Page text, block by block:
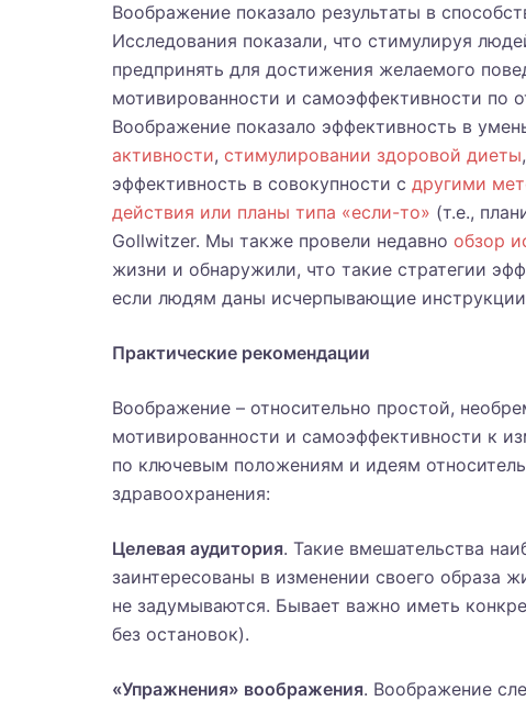
Воображение показало результаты в
Исследования показали, что стимулируя
предпринять для достижения желаемого
мотивированности и самоэффективности по
Воображение показало эффективность в
активности, стимулировании здоровой диеты,
эффективность в совокупности с другими
действия или планы типа «если-то» (т.е.,
Gollwitzer. Мы также провели недавно обзор
жизни и обнаружили, что такие стратегии
если людям даны исчерпывающие
Практические рекомендации
Воображение – относительно простой,
мотивированности и самоэффективности к
по ключевым положениям и идеям
здравоохранения:
Целевая аудитория. Такие вмешательства
заинтересованы в изменении своего образа
не задумываются. Бывает важно иметь
без остановок).
«Упражнения» воображения. Воображение